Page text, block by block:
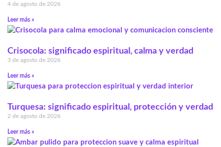
4 de agosto de 2026
Leer más »
Crisocola: significado espiritual, calma y verdad
3 de agosto de 2026
Leer más »
Turquesa: significado espiritual, protección y verdad
2 de agosto de 2026
Leer más »